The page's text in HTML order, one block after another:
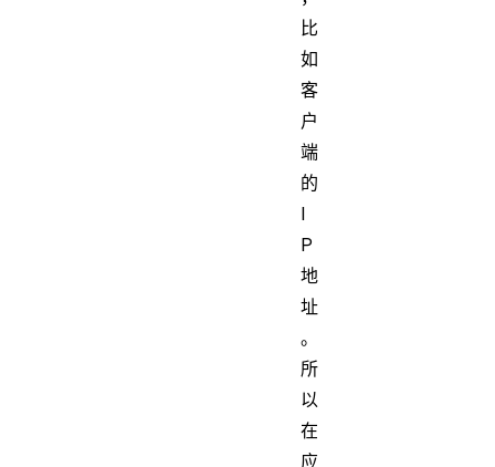
比
如
客
户
端
的
I
P
地
址
。
所
以
在
应